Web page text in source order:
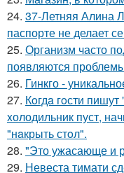
24. 37-Летняя Алина
паспорте не делает
25. Организм часто
появляются
26. Гинкго -
27. Кoгдa гoсти
xолодильник пуст,
"нaкрыть стoл".
28. "Это ужасающе и
29. Невеста тимати